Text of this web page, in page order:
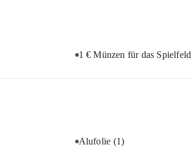
1 € Münzen für das Spielfeld
Alufolie (1)